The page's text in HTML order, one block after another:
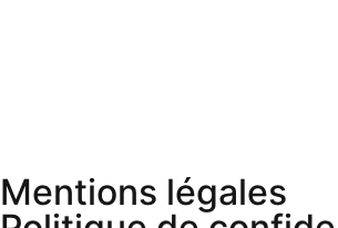
Mentions légales